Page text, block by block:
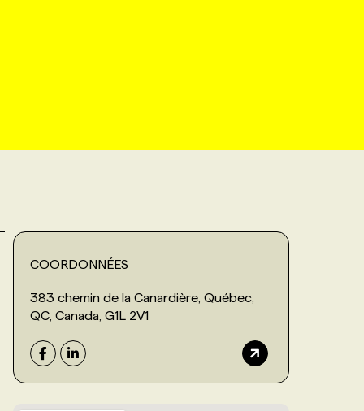
COORDONNÉES
383 chemin de la Canardière, Québec,
QC, Canada, G1L 2V1